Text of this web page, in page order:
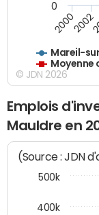
Mareil-
Moyenne
20002002
0
© JDN 2026
Emplois
Mauldre en
(Source : JDN
400k
500k